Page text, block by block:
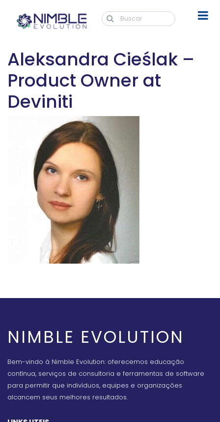
Aleksandra Cieślak –
Product Owner at
Deviniti
NIMBLE EVOLUTION
Bem-vindo à Nimble Evolution: oferecemos educação
contínua, serviços de consultoria e ferramentas de software
para permitir que indivíduos, equipes e organizações
alcancem seus melhores resultados.